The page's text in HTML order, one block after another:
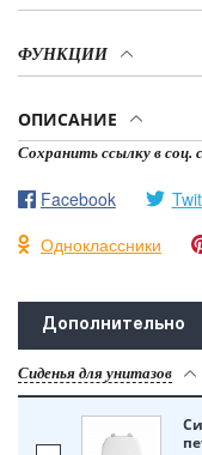
ФУНКЦИИ
ОПИСАНИЕ
Сохранить ссылку в соц.
Facebook
Одноклассники
Дополнительно
Сиденья для унитазов